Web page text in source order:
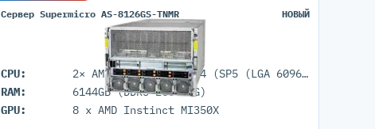
Сервер Supermicro AS-8126GS-TNMR НОВЫЙ
CPU:
2× AMD EPYC 9005/9004 (SP5 (LGA 6096))
RAM:
6144GB (DDR5 ECC REG)
GPU:
8 x AMD Instinct MI350X